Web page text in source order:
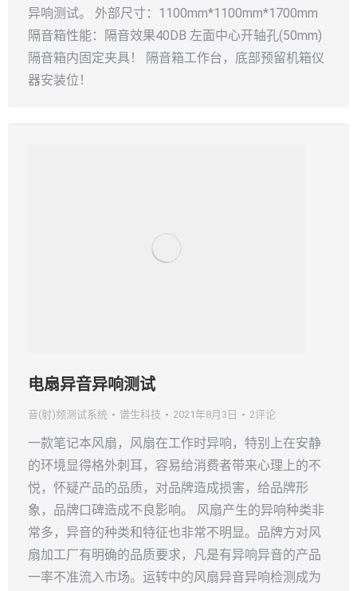
异响测试。 外部尺寸：1100mm*1100mm*1700mm
隔音箱性能：隔音效果40DB 左面中心开轴孔(50mm)
隔音箱内固定夹具！ 隔音箱工作台，底部预留机箱仪
器安装位！
电扇异音异响测试
音(射)频测试系统 谱生科技 2021年8月3日 2评论
一款笔记本风扇，风扇在工作时异响，特别上在安静
的环境显得格外刺耳，容易给消费者带来心理上的不
悦，怀疑产品的品质，对品牌造成损害，给品牌形
象，品牌口碑造成不良影响。 风扇产生的异响种类非
常多，异音的种类和特征也非常不明显。品牌方对风
扇加工厂有明确的品质要求，凡是有异响异音的产品
一率不准流入市场。运转中的风扇异音异响检测成为